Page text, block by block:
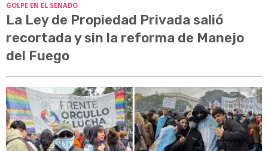
GOLPE EN EL SENADO
La Ley de Propiedad Privada salió
recortada y sin la reforma de Manejo
del Fuego